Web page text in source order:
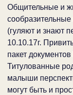
Общительные и
(гуляют и знают
10.10.17г.
пакет
Титулованные
малыши
могут быть и